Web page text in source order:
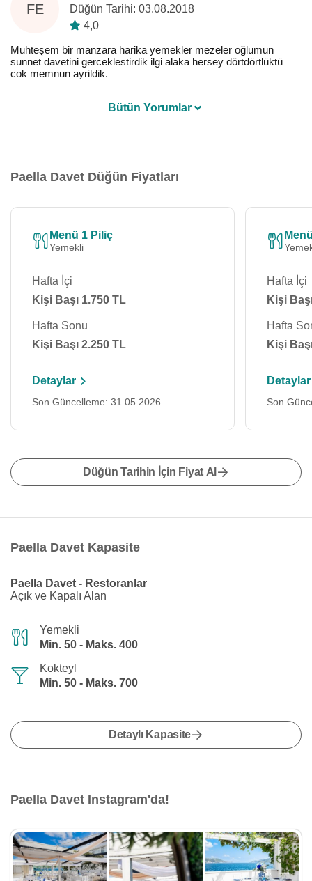
FE
Düğün Tarihi: 03.08.2018
4,0
Muhteşem bir manzara harika yemekler mezeler oğlumun
sunnet davetini gerceklestirdik ilgi alaka hersey dörtdörtlüktü
cok memnun ayrildik.
Bütün Yorumlar
Paella Davet Düğün Fiyatları
Menü 1 Piliç
Yemekli
Hafta İçi
Kişi Başı 1.750 TL
Hafta Sonu
Kişi Başı 2.250 TL
Detaylar
Son Güncelleme: 31.05.2026
Hafta İçi
Kişi
Hafta
Kişi
Detaylar
Son
Düğün Tarihin İçin Fiyat Al
Paella Davet Kapasite
Paella Davet - Restoranlar
Açık ve Kapalı Alan
Yemekli
Min. 50 - Maks. 400
Kokteyl
Min. 50 - Maks. 700
Detaylı Kapasite
Paella Davet Instagram'da!